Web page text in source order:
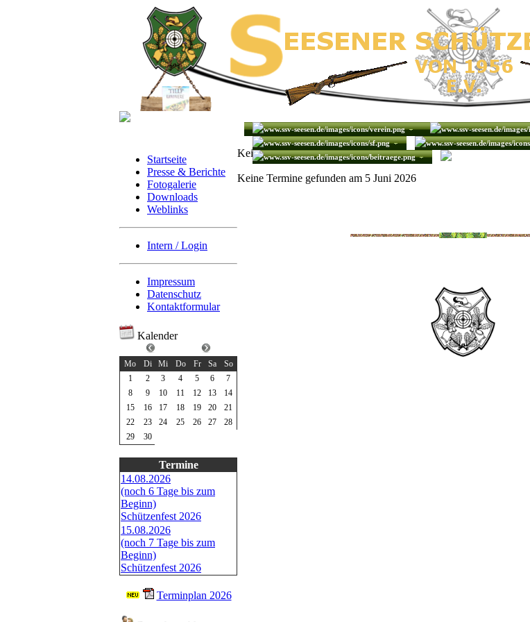
Startseite
Presse & Berichte
Fotogalerie
Downloads
Weblinks
Intern / Login
Impressum
Datenschutz
Kontaktformular
Kalender
Mo
Di Mi Do Fr Sa
So
1
2 3 4 5 6
7
8
9 10 11 12 13
14
15
16 17 18 19 20
21
22
23 24 25 26 27
28
29
30
Termine
14.08.2026
(noch 6 Tage bis zum
Beginn)
Schützenfest 2026
15.08.2026
(noch 7 Tage bis zum
Beginn)
Schützenfest 2026
Terminplan 2026
Keine Termine gefunden
Keine Termine gefunden am 5 Juni 2026